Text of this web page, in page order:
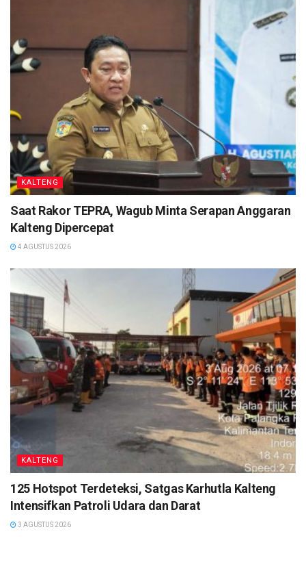
Lamandau mengatakan bahwa pihaknya telah melakukan
pengecekan langsung ke lapangan terkait adanya dugaan
politik uang pada pembagian bansos oleh pihak perusahaan
kepada masyarakat, namun tidak menemukan adanya materi
pelanggaran pemilu.
Selain itu, dirinya juga turun langsung melakukan
pengecekan bantuan sosial dari dunia usaha di Kelurahan
Nanga Bulik dan juga tidak menemukan adanya pelanggaran
pemilu. (by)
KALTENG
Saat Rakor TEPRA, Wagub Minta Serapan Anggaran
Kalteng Dipercepat
4 AGUSTUS 2026
KALTENG
125 Hotspot Terdeteksi, Satgas Karhutla Kalteng
Intensifkan Patroli Udara dan Darat
3 AGUSTUS 2026